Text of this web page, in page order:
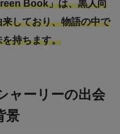
Book」は、黒人向
しており、物語の中で
持ちます。
ャーリーの出会
景